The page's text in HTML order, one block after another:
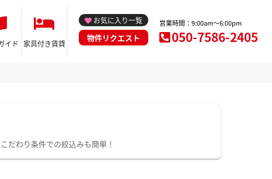
イド 家具付き賃貸
お気に入り一覧
物件リクエスト
営業時間：9:00am～6:00pm
050-7586-2405
だわり条件での絞込みも簡単！